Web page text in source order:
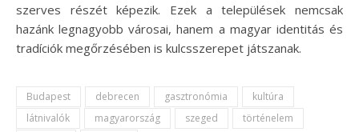
szerves részét képezik. Ezek a települések nemcsak
hazánk legnagyobb városai, hanem a magyar identitás és
tradíciók megőrzésében is kulcsszerepet játszanak.
Budapest debrecen gasztronómia
kultúra
látnivalók
magyarország szeged
történelem